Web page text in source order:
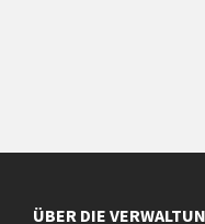
ÜBER DIE